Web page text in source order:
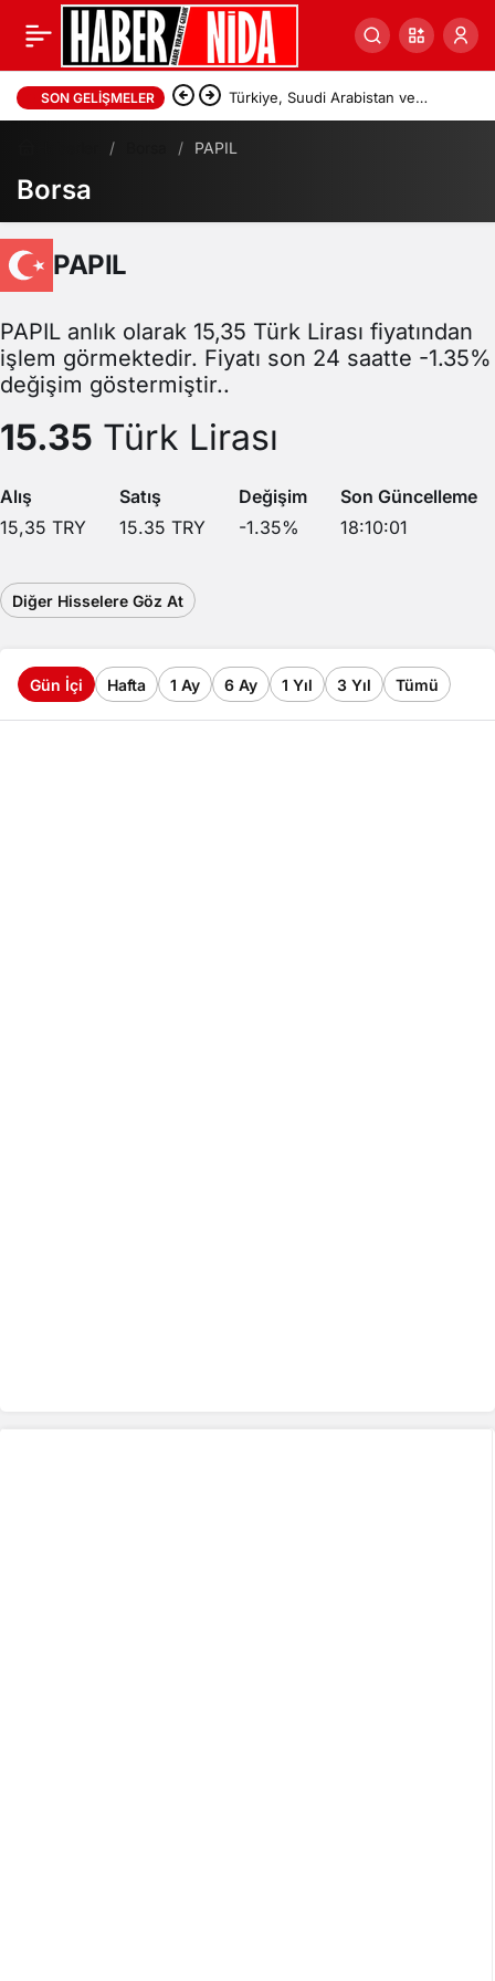
SON GELIŞMELER Türkiye, Suudi Arabistan ve
Pakistan’dan Savunma Anlaşması
PAPIL
Borsa
PAPIL
PAPIL anlık olarak 15,35 Türk Lirası fiyatından
işlem görmektedir. Fiyatı son 24 saatte -1.35%
değişim göstermiştir..
15.35 Türk Lirası
Alış
15,35 TRY
Satış
15.35 TRY
Değişim
-1.35%
Son Güncelleme
18:10:01
Diğer Hisselere Göz At
Gün İçi Hafta 1 Ay 6 Ay 1 Yıl 3 Yıl Tümü